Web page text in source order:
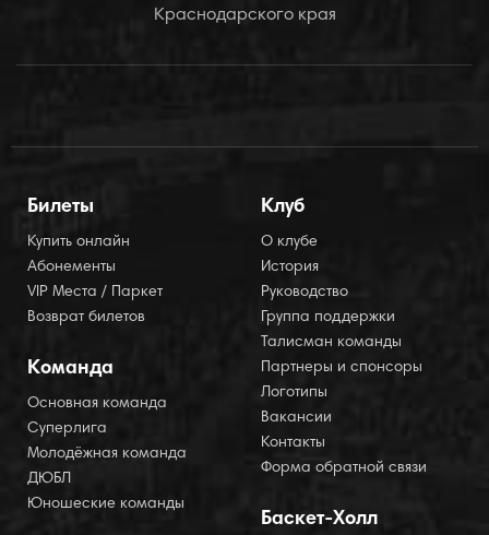
Краснодарского края
Билеты
Купить онлайн
Абонементы
VIP Места / Паркет
Возврат билетов
Команда
Основная команда
Суперлига
Молодёжная команда
ДЮБЛ
Юношеские команды
Клуб
О клубе
История
Руководство
Группа поддержки
Талисман команды
Партнеры и спонсоры
Логотипы
Вакансии
Контакты
Форма обратной связи
Баскет-Холл